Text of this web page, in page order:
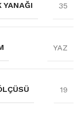
YANAĞI 35
YAZ
19